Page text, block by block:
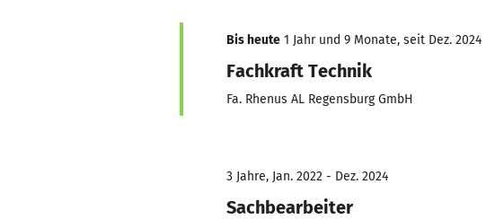
Bis heute 1 Jahr und 9 Monate, seit Dez. 2024
Fachkraft Technik
Fa. Rhenus AL Regensburg GmbH
3 Jahre, Jan. 2022 - Dez. 2024
Sachbearbeiter